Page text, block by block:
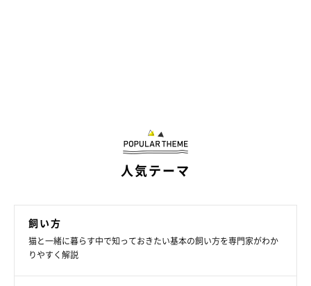
他にも、爪とぎ器が滑って動いてしまわないように滑り止めシー
でしょう。
爪をとぐ事は猫の本能。ストレスにならないように、飼い猫でも
しっかり爪とぎできる環境を作ってあげましょう。愛猫にあった
人気テーマ
飼い方
猫と一緒に暮らす中で知っておきたい基本の飼い方を専門家がわか
りやすく解説